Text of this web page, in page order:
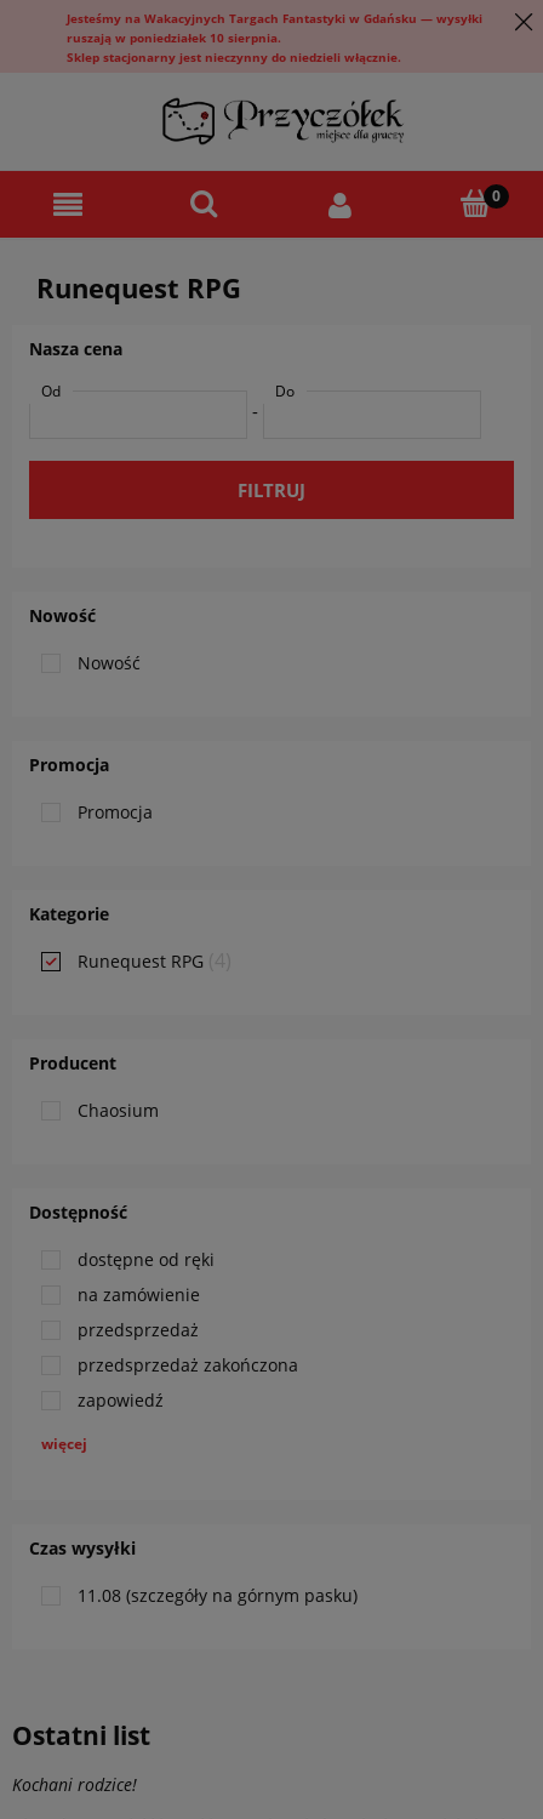
Jesteśmy na Wakacyjnych Targach Fantastyki w Gdańsku — wysyłki
ruszają w poniedziałek 10 sierpnia.
Sklep stacjonarny jest nieczynny do niedzieli włącznie.
Runequest RPG
Nowość
Nowość
Promocja
Promocja
Kategorie
Runequest RPG
Producent
Chaosium
Dostępność
dostępne od ręki
na zamówienie
przedsprzedaż
przedsprzedaż zakończona
zapowiedź
więcej
Czas wysyłki
11.08 (szczegóły na górnym pasku)
Nasza cena
Od
-
Do
FILTRUJ
Ostatni list
Kochani rodzice!